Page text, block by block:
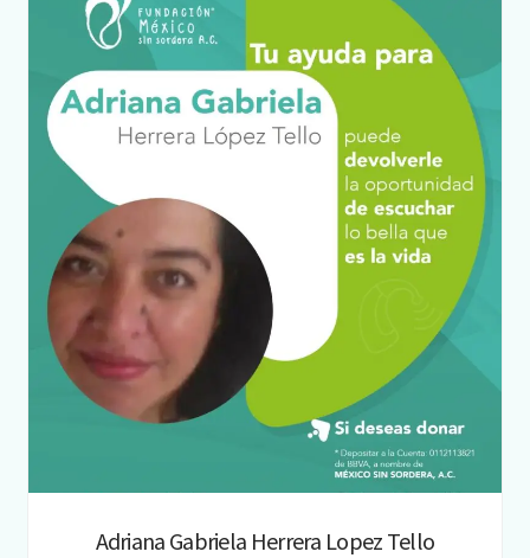
Adriana Gabriela Herrera Lopez Tello